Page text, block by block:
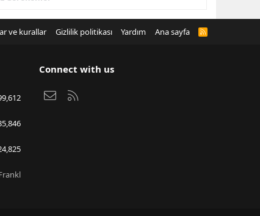
ve kurallar Gizlilik politikası Yardım Ana sayfa
R
Connect with us
Bize ulaşın